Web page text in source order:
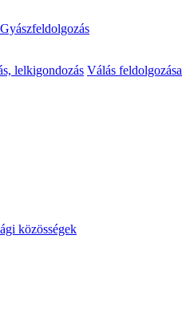
Gyászfeldolgozás
lelkigondozás Válás feldolgozása
közösségek